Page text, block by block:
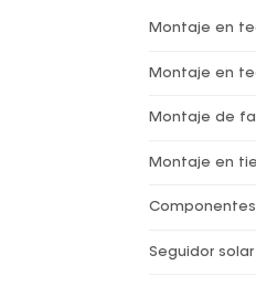
Montaje en
Montaje en
Montaje de
Montaje en
Seguidor solar